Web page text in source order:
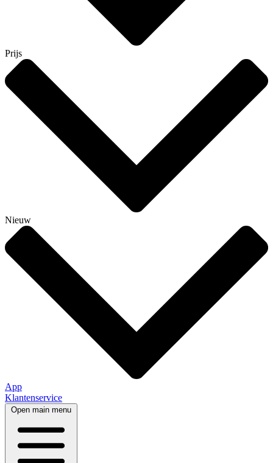
Prijs
Nieuw
App
Klantenservice
Open main menu